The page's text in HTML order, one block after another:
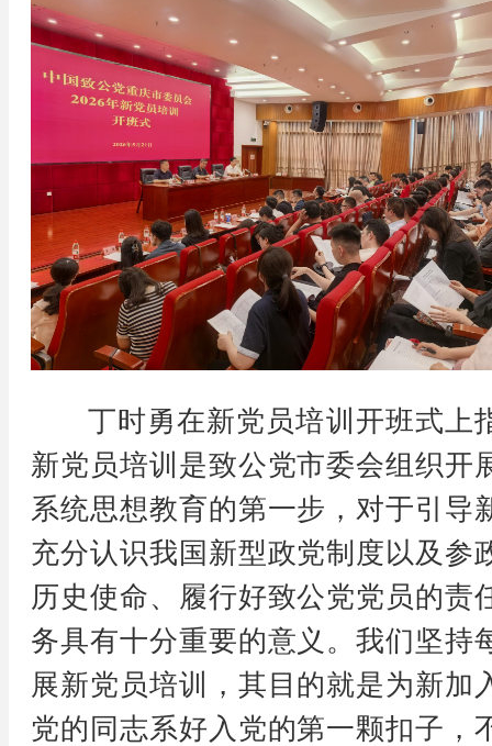
丁时勇在新党员培训开班式上
新党员培训是致公党市委会组织开
系统思想教育的第一步，对于引导
充分认识我国新型政党制度以及参
历史使命、履行好致公党党员的责
务具有十分重要的意义。我们坚持
展新党员培训，其目的就是为新加
党的同志系好入党的第一颗扣子，